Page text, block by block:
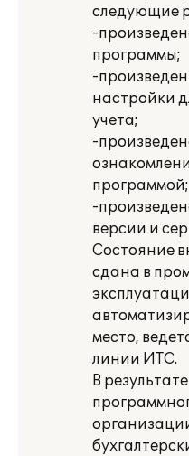
следующие
-
программы;
-
настройки
учета;
-
программой;
-
версии и
Состояние
сдана в
место,
линии ИТС.
В